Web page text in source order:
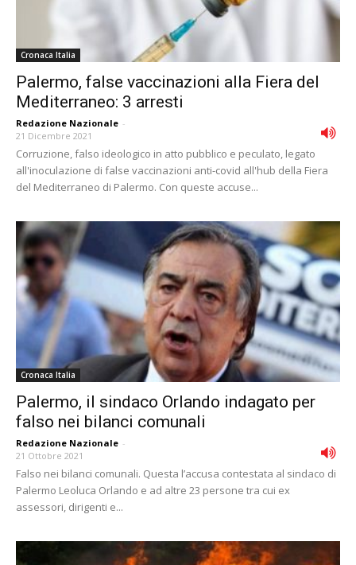
Cronaca Italia
Palermo, false vaccinazioni alla Fiera del
Mediterraneo: 3 arresti
Redazione Nazionale -
21 Dicembre 2021
Corruzione, falso ideologico in atto pubblico e peculato, legato
all'inoculazione di false vaccinazioni anti-covid all'hub della Fiera
del Mediterraneo di Palermo. Con queste accuse...
Cronaca Italia
Palermo, il sindaco Orlando indagato per
falso nei bilanci comunali
Redazione Nazionale -
21 Ottobre 2021
Falso nei bilanci comunali. Questa l’accusa contestata al sindaco di
Palermo Leoluca Orlando e ad altre 23 persone tra cui ex
assessori, dirigenti e...